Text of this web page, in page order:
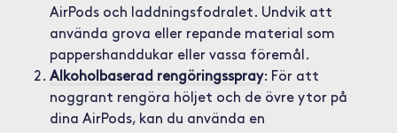
AirPods och laddningsfodralet. Undvik att
använda grova eller repande material som
pappershanddukar eller vassa föremål.
Alkoholbaserad rengöringsspray: För att
noggrant rengöra höljet och de övre ytor på
dina AirPods, kan du använda en